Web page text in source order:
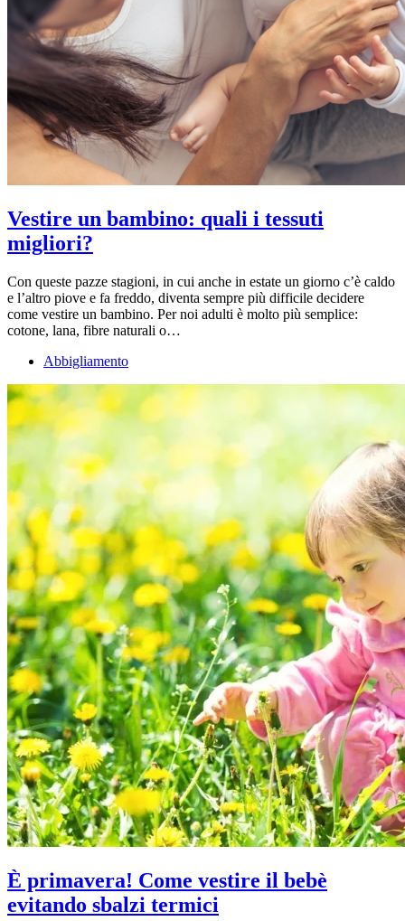
Vestire un bambino: quali i tessuti
migliori?
Con queste pazze stagioni, in cui anche in estate un giorno c’è caldo
e l’altro piove e fa freddo, diventa sempre più difficile decidere
come vestire un bambino. Per noi adulti è molto più semplice:
cotone, lana, fibre naturali o…
Abbigliamento
È primavera! Come vestire il bebè
evitando sbalzi termici